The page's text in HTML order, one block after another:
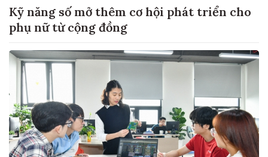
Kỹ năng số mở thêm cơ hội phát triển cho
phụ nữ từ cộng đồng